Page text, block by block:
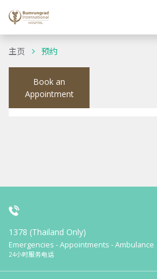
主页 预约
Book an
Appointment
1378 (Thailand Only)
Emergencies - Appointments - Ambulance
24小时服务电话